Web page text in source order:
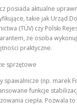
posiada aktualne
takie jak Urząd
(TÜV) czy Polski
że osoba
praktyczne.
sprzętowe
spawalnicze (np. marek
funkcje
ciepła. Pozwala